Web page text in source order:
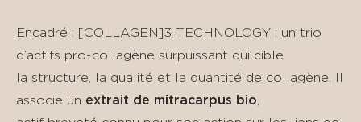
Encadré : [COLLAGEN]3 TECHNOLOGY : un trio
d’actifs pro-collagène surpuissant qui cible
la structure, la qualité et la quantité de collagène. Il
associe un extrait de mitracarpus bio